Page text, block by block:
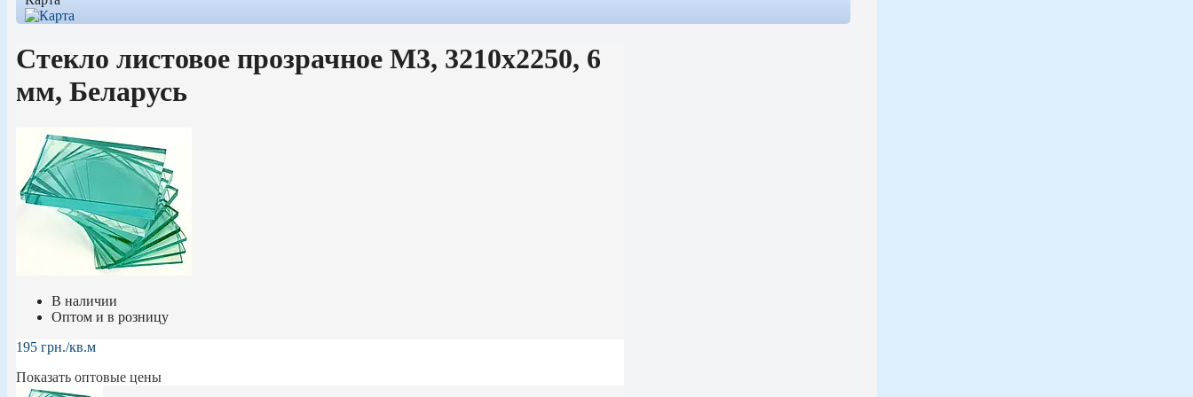
Стекло листовое прозрачное М3, 3210х2250, 6
мм, Беларусь
В наличии
Оптом и в розницу
195 грн./кв.м
Показать оптовые цены